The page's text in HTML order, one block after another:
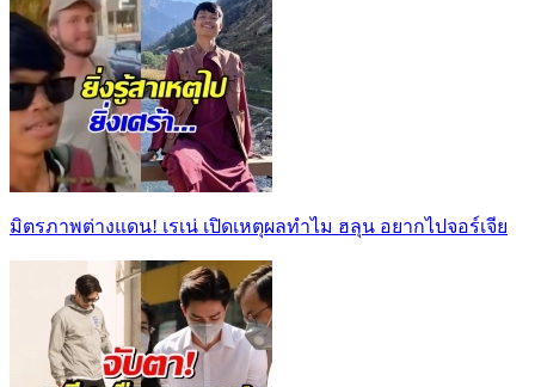
มิตรภาพต่างแดน! เรเน่ เปิดเหตุผลทำไม ฮลุน อยากไปจอร์เจีย